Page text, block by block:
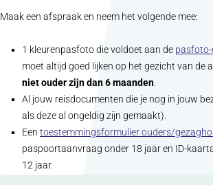
Maak een afspraak en neem het volgende mee:
1 kleurenpasfoto die voldoet aan de pasfoto-
moet altijd goed lijken op het gezicht van de
niet ouder zijn dan 6 maanden
Al jouw reisdocumenten die je nog in jouw
als deze al ongeldig zijn gemaakt).
Een toestemmingsformulier ouders/
paspoortaanvraag onder 18 jaar en ID-
12 jaar.